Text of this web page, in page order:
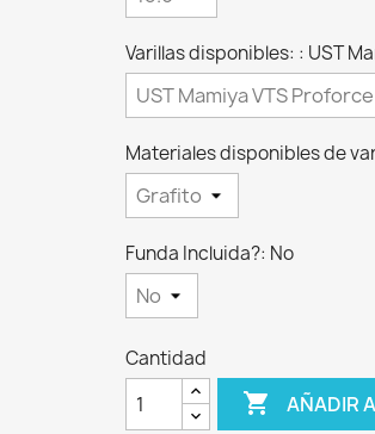
Varillas disponibles: : UST
Materiales disponibles de
Funda Incluida?: No
Cantidad
 AÑADIR